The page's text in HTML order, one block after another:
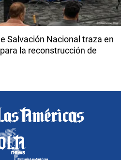
Salvación Nacional traza en
la reconstrucción de